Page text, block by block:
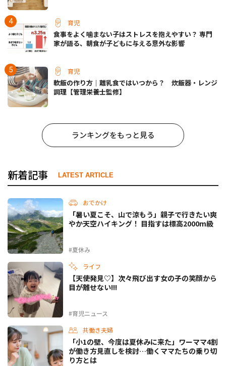
育児
食事をよく噛まない子はストレスを抱えやすい？ 専門
家が語る、朝食が子どもに与える意外な影響
育児
軟飯の作り方｜離乳食ではいつから？ 炊飯器・レンジ
調理【管理栄養士監修】
ランキングをもっと見る
新着記事 LATEST ARTICLE
おでかけ
#夏休み
「暑い夏こそ、山で涼もう」親子で行きたい爽
やか天空ハイキング！ 目指すは標高2000m級
ライフ
#育児ニュース
【天使発見♡】次々飛び出す女の子の笑顔から
目が離せない!!!
共働き夫婦
「小1の壁、今度は夏休みに来た」ワーママ4割
が働き方見直しを検討…働くママたちの乗り切
り方とは